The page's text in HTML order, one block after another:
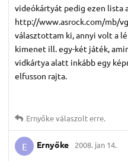
videókártyát pedig ezen lista
http://www.asrock.com/mb/
választottam ki, annyi volt a
kimenet ill. egy-két játék,
vidkártya alatt inkább egy
elfusson rajta.
Ernyőkeválaszolt erre.
E Ernyőke 2008. jan 14.